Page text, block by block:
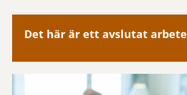
Det här är ett avslutat arbete